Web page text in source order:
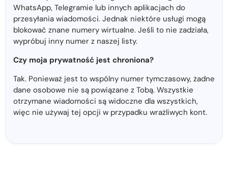
WhatsApp, Telegramie lub innych aplikacjach do
przesyłania wiadomości. Jednak niektóre usługi mogą
blokować znane numery wirtualne. Jeśli to nie zadziała,
wypróbuj inny numer z naszej listy.
Czy moja prywatność jest chroniona?
Tak. Ponieważ jest to wspólny numer tymczasowy, żadne
dane osobowe nie są powiązane z Tobą. Wszystkie
otrzymane wiadomości są widoczne dla wszystkich,
więc nie używaj tej opcji w przypadku wrażliwych kont.